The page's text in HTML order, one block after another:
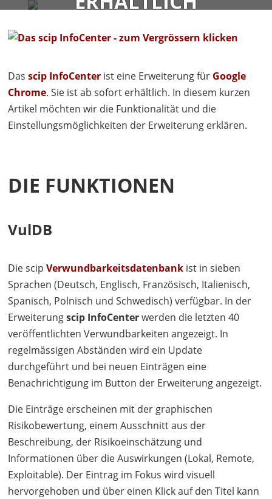
Dasscip InfoCenter ist eine Erweiterung für Google
Chrome. Sie ist ab sofort erhältlich. In diesem kurzen
Artikel möchten wir die Funktionalität und die
Einstellungsmöglichkeiten der Erweiterung erklären.
DIE FUNKTIONEN
VulDB
Die scipVerwundbarkeitsdatenbank ist in sieben
Sprachen (Deutsch, Englisch, Französisch, Italienisch,
Spanisch, Polnisch und Schwedisch) verfügbar. In der
Erweiterungscip InfoCenterwerden die letzten 40
veröffentlichten Verwundbarkeiten angezeigt. In
regelmässigen Abständen wird ein Update
durchgeführt und bei neuen Einträgen eine
Benachrichtigung im Button der Erweiterung angezeigt.
Die Einträge erscheinen mit der graphischen
Risikobewertung, einem Ausschnitt aus der
Beschreibung, der Risikoeinschätzung und
Informationen über die Auswirkungen (Lokal, Remote,
Exploitable). Der Eintrag im Fokus wird visuell
hervorgehoben und über einen Klick auf den Titel kann